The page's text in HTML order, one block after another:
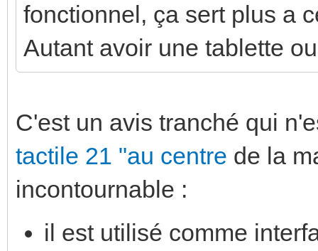
fonctionnel, ça sert plus a
Autant avoir une tablette
C'est un avis tranché qui
tactile 21 "au centre de la
incontournable :
il est utilisé comme